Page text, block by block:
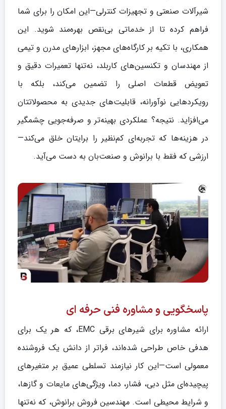
شیرآلات صنعتی و تجهیزات کنترلی—این امکان را برای شما
فراهم کرده تا از خدماتی بی‌نقص بهره‌مند شوید. این
همکاری، با تکیه بر کارگاه‌های مجهز، ابزارهای مدرن و تیمی
از مهندسان و تکنسین‌های کاربلد، نه‌تنها تعمیرات دقیق و
تعویض قطعات اصلی را تضمین می‌کند، بلکه با
رویکردهایی نوآورانه، قابلیت‌های جدیدی به محصولاتتان
می‌افزاید. نتیجه؟ عملکردی بهینه‌تر و صرفه‌جویی چشمگیر
در هزینه‌ها که تجربه‌ای کم‌نظیر را برایتان خلق می‌کند—
ارزشی که فقط با برانوش و صنعت‌بان به دست می‌آید.
پاسخگویی و مشاوره فنی حرفه ای
ارائه مشاوره برای شیرهای برقی EMC، که هر یک برای
هدفی خاص طراحی شده‌اند، فراتر از دانش یک فروشنده
معمولی است—این کار نیازمند تسلطی عمیق بر متغیرهای
پیچیده‌ای مثل دبی، فشار، دما، ویژگی‌های مایعات و گازها،
و شرایط محیطی است. مهندسین فروش برانوش، که نه‌تنها